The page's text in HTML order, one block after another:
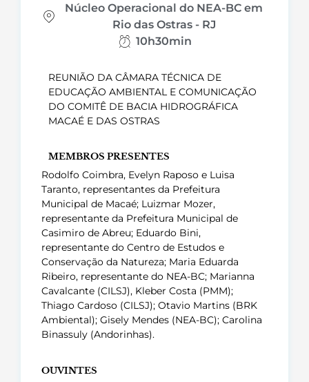
Núcleo Operacional do NEA-BC em
Rio das Ostras - RJ
10h30min
REUNIÃO DA CÂMARA TÉCNICA DE
EDUCAÇÃO AMBIENTAL E COMUNICAÇÃO
DO COMITÊ DE BACIA HIDROGRÁFICA
MACAÉ E DAS OSTRAS
MEMBROS PRESENTES
Rodolfo Coimbra, Evelyn Raposo e Luisa
Taranto, representantes da Prefeitura
Municipal de Macaé; Luizmar Mozer,
representante da Prefeitura Municipal de
Casimiro de Abreu; Eduardo Bini,
representante do Centro de Estudos e
Conservação da Natureza; Maria Eduarda
Ribeiro, representante do NEA-BC; Marianna
Cavalcante (CILSJ), Kleber Costa (PMM);
Thiago Cardoso (CILSJ); Otavio Martins (BRK
Ambiental); Gisely Mendes (NEA-BC); Carolina
Binassuly (Andorinhas).
OUVINTES